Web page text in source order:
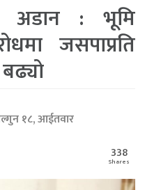
अडान : भूमि
जसपाप्रति
१८, आईतवार
338
Shares